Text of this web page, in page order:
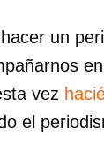
un
vez
el